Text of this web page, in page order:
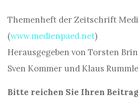
Themenheft der Zeitschrift
(www.medienpaed.net)
Herausgegeben von Torsten
Sven Kommer und Klaus
Bitte reichen Sie Ihren Beitrag